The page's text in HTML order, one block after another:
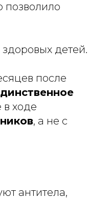
позволило
детей.
после
в ходе
, а не с
антитела,